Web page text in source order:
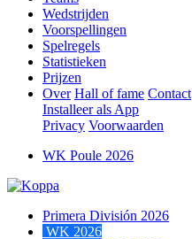
Wedstrijden
Voorspellingen
Spelregels
Statistieken
Prijzen
Over Hall of fame Contact
Installeer als App
Privacy Voorwaarden
WK Poule 2026
Primera División 2026
WK 2026